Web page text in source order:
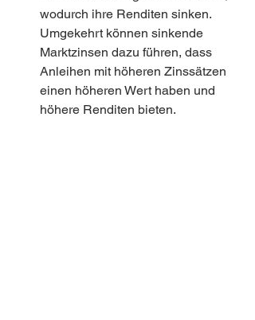
wodurch ihre Renditen sinken.
Umgekehrt können sinkende
Marktzinsen dazu führen, dass
Anleihen mit höheren Zinssätzen
einen höheren Wert haben und
höhere Renditen bieten.